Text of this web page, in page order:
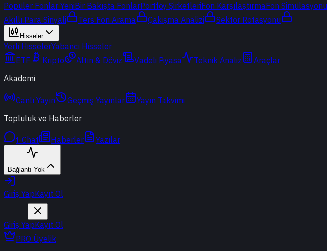
Popüler Fonlar YeniBir Bakışta FonlarPortföy ŞirketleriFon KarşılaştırmaFon Simülasyonu
Akıllı Para Sinyali
Ters Fon Arama Çakışma Analizi Sektör Rotasyonu
Hisseler
Yerli HisselerYabancı Hisseler
ETF
Kripto Altın & Döviz Vadeli Piyasa Teknik Analiz
Araçlar
Akademi
Canlı Yayın Geçmiş Yayınlar
Yayın Takvimi
Topluluk ve Haberler
t-Chat Haberler Yazılar
Bağlantı Yok
Giriş YapKayıt Ol
Giriş YapKayıt Ol
PRO Üyelik